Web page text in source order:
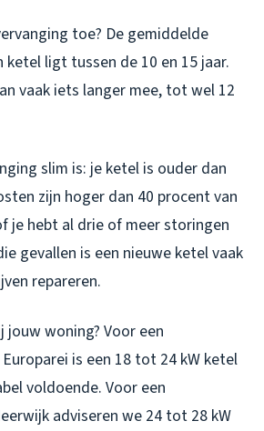
toe? De gemiddelde
ketel ligt tussen de 10 en 15 jaar.
vaak iets langer mee, tot wel 12
slim is: je ketel is ouder dan
zijn hoger dan 40 procent van
je hebt al drie of meer storingen
gevallen is een nieuwe ketel vaak
repareren.
jouw woning? Voor een
is een 18 tot 24 kW ketel
voldoende. Voor een
adviseren we 24 tot 28 kW